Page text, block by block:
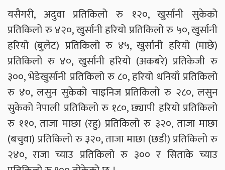
यसैगरी, अदुवा प्रतिकिलो रु १२०, खुर्सानी सुकेको
प्रतिकिलो रु ४२०, खुर्सानी हरियो प्रतिकिलो रु ५०, खुर्सानी
हरियो (बुलेट) प्रतिकिलो रु ४५, खुर्सानी हरियो (माछे)
प्रतिकिलो रु ४०, खुर्सानी हरियो (अकबरे) प्रतिकेजी रु
३००, भेडेखुर्सानी प्रतिकिलो रु ८०, हरियो धनियाँ प्रतिकिलो
रु ४०, लसुन सुकेको चाइनिज प्रतिकिलो रु २८०, लसुन
सुकेको नेपाली प्रतिकिलो रु १८०, छ्यापी हरियो प्रतिकिलो
रु ११०, ताजा माछा (रहु) प्रतिकिलो रु ३२०, ताजा माछा
(बचुवा) प्रतिकिलो रु ३२०, ताजा माछा (छडी) प्रतिकिलो रु
२४०, राजा च्याउ प्रतिकिलो रु ३०० र सिताके च्याउ